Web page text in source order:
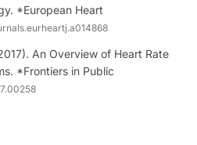
*European Heart
An Overview of Heart Rate
*Frontiers in Public